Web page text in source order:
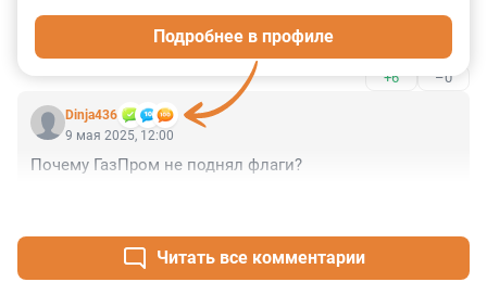
На салют тоже вертухаи не пропустят?
+6 –0
Dinja436
Подробнее в профиле
9 мая 2025, 12:00
Почему ГазПром не поднял флаги?
Читать все комментарии